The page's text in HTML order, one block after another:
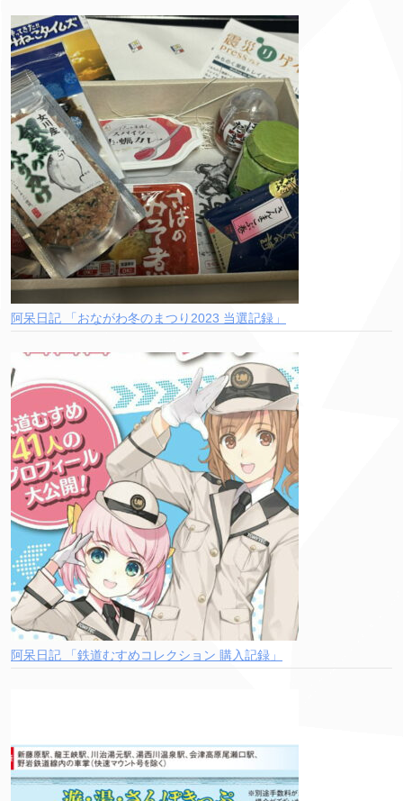
阿呆日記 「おながわ冬のまつり2023 当選記録」
阿呆日記 「鉄道むすめコレクション 購入記録」